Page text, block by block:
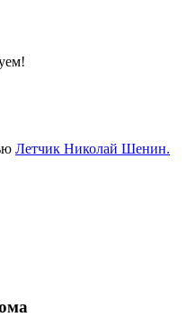
Летчик Николай Шенин.